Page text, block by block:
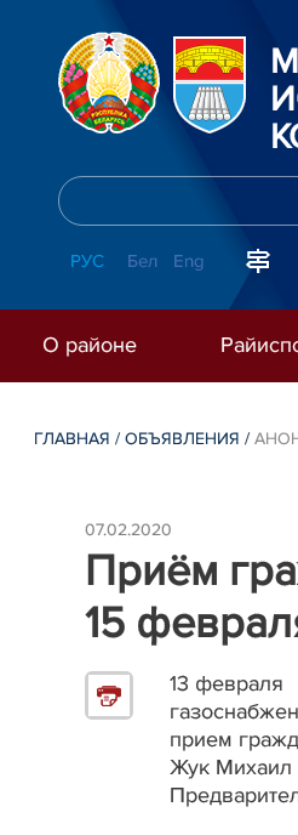
РУС Бел Eng
О районе
ГЛАВНАЯ /ОБЪЯВЛЕНИЯ /
07.02.2020
Приём
15
13 февраля
прием
Жук Михаил